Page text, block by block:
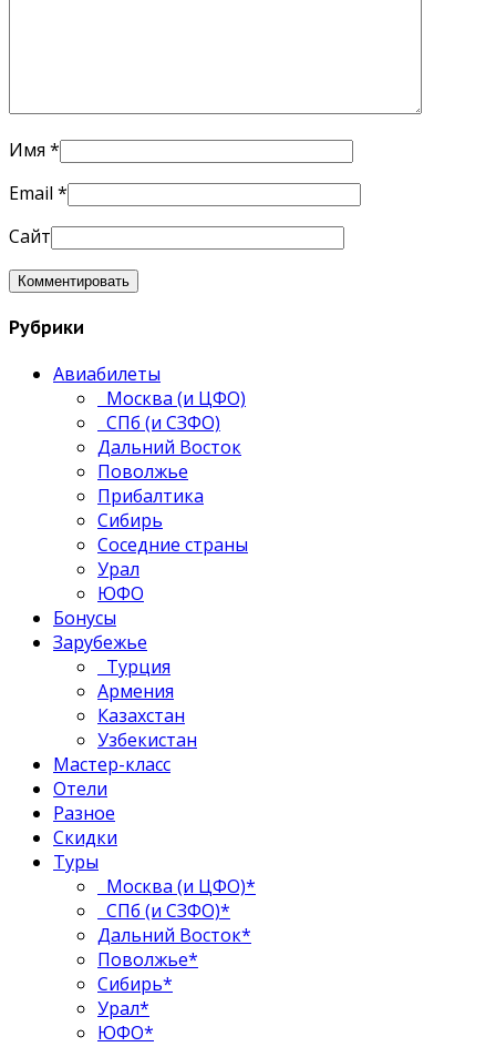
Имя *
Email *
Сайт
Рубрики
Авиабилеты
Москва (и ЦФО)
СПб (и СЗФО)
Дальний Восток
Поволжье
Прибалтика
Сибирь
Соседние страны
Урал
ЮФО
Бонусы
Зарубежье
Турция
Армения
Казахстан
Узбекистан
Мастер-класс
Отели
Разное
Скидки
Туры
Москва (и ЦФО)*
СПб (и СЗФО)*
Дальний Восток*
Поволжье*
Сибирь*
Урал*
ЮФО*